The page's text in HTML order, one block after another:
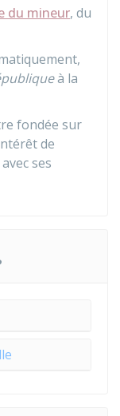
du mineur, du
à la
fondée sur
de
ses